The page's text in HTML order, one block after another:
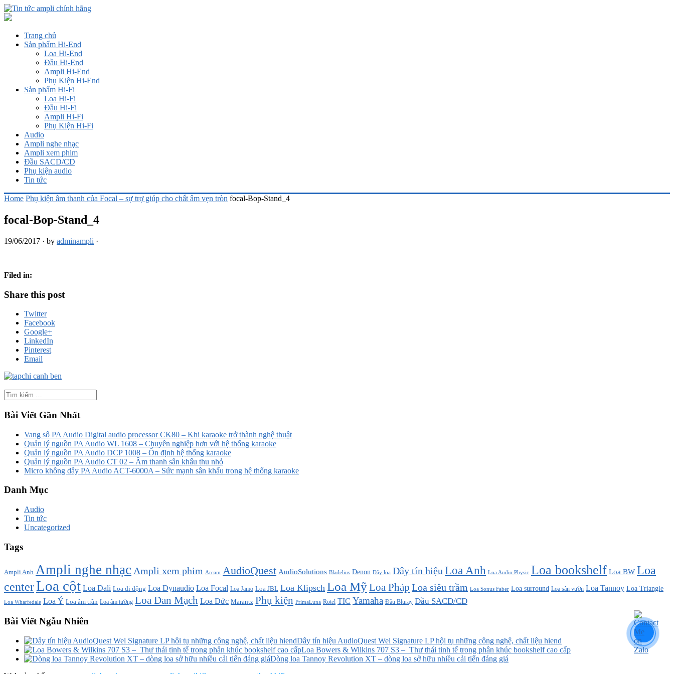
Trang chủ
Sản phẩm Hi-End
Loa Hi-End
Đầu Hi-End
Ampli Hi-End
Phụ Kiện Hi-End
Sản phẩm Hi-Fi
Loa Hi-Fi
Đầu Hi-Fi
Ampli Hi-Fi
Phụ Kiện Hi-Fi
Audio
Ampli nghe nhạc
Ampli xem phim
Đầu SACD/CD
Phụ kiện audio
Tin tức
Home Phụ kiện âm thanh của Focal – sự trợ giúp cho chất âm vẹn tròn focal-Bop-Stand_4
focal-Bop-Stand_4
19/06/2017 · by adminampli ·
Filed in:
Share this post
Twitter
Facebook
Google+
LinkedIn
Pinterest
Email
Bài Viết Gần Nhất
Vang số PA Audio Digital audio processor CK80 – Khi karaoke trở thành nghệ thuật
Quản lý nguồn PA Audio WL 1608 – Chuyên nghiệp hơn với hệ thống karaoke
Quản lý nguồn PA Audio DCP 1008 – Ổn định hệ thống karaoke
Quản lý nguồn PA Audio CT 02 – Âm thanh sân khấu thu nhỏ
Micro không dây PA Audio ACT-6000A – Sức mạnh sân khấu trong hệ thống karaoke
Danh Mục
Audio
Tin tức
Uncategorized
Tags
Ampli Anh Ampli nghe nhạc Ampli xem phim Arcam AudioQuest AudioSolutions Bladelius Denon Dây loa Dây tín hiệu Loa Anh Loa Audio Physic Loa bookshelf Loa BW Loa
centerLoa cột Loa Dali Loa di động Loa Dynaudio Loa Focal Loa Jamo Loa JBL Loa Klipsch Loa MỹLoa Pháp Loa siêu trầm Loa Sonus Faber Loa surround Loa sân vườn Loa Tannoy Loa Triangle
Loa Wharfedale Loa Ý Loa âm trần Loa âm tường Loa Đan Mạch Loa Đức Marantz Phụ kiện PrimaLuna Rotel TIC Yamaha Đầu Bluray Đầu SACD/CD
Bài Viết Ngẫu Nhiên
Dây tín hiệu AudioQuest Wel Signature LP hội tụ những công nghệ, chất liệu hiend
Loa Bowers & Wilkins 707 S3 – Thư thái tinh tế trong phân khúc bookshelf cao cấp
Dòng loa Tannoy Revolution XT – dòng loa sở hữu nhiều cải tiến đáng giá